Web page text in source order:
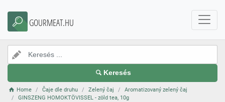
GOURMEAT.HU
Keresés
Home Čaje dle druhu Zelený čaj
Aromatizovaný zelený čaj
GINSZENG HOMOKTÖVISSEL - zöld tea, 10g